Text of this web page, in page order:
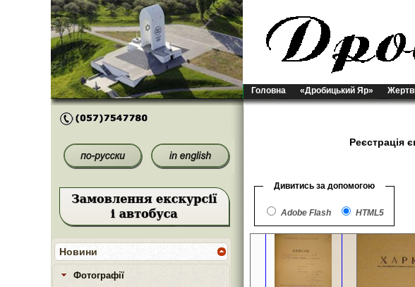
Головна «Дробицький Яр»
Новини
Фотографії
Реєстрація
Дивитись за допомогою
Adobe Flash HTML5